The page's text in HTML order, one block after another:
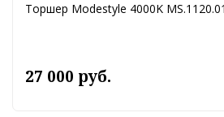
Торшер Modestyle 4000K
27 000 руб.